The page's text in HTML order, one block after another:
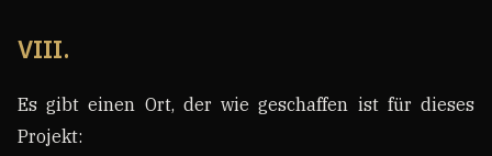
VIII.
Es gibt einen Ort, der wie geschaffen ist für dieses
Projekt: